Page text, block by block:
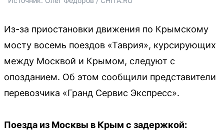
Из-за приостановки движения по Крымскому
мосту восемь поездов «Таврия», курсирующих
между Москвой и Крымом, следуют с
опозданием. Об этом сообщили представители
перевозчика «Гранд Сервис Экспресс».
Поезда из Москвы в Крым с задержкой: